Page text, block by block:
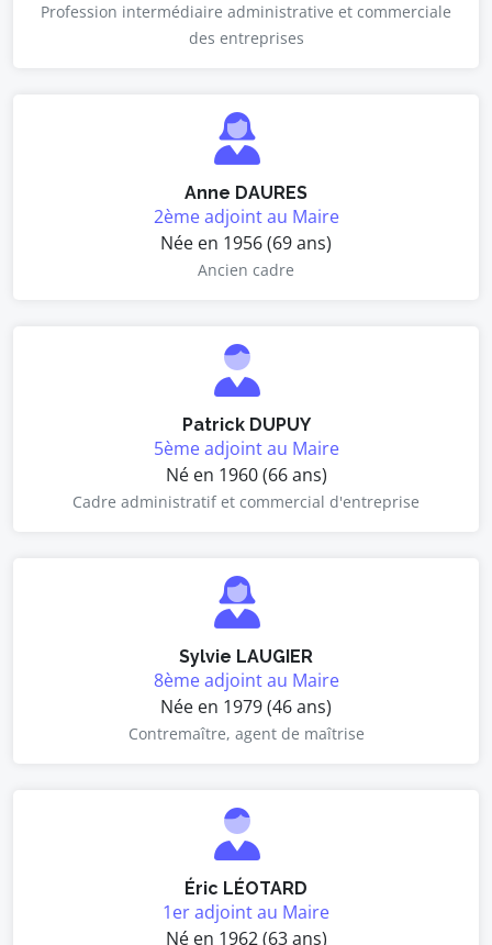
Profession intermédiaire administrative et commerciale
des entreprises
Anne DAURES
2ème adjoint au Maire
Née en 1956 (69 ans)
Ancien cadre
Patrick DUPUY
5ème adjoint au Maire
Né en 1960 (66 ans)
Cadre administratif et commercial d'entreprise
Sylvie LAUGIER
8ème adjoint au Maire
Née en 1979 (46 ans)
Contremaître, agent de maîtrise
Éric LÉOTARD
1er adjoint au Maire
Né en 1962 (63 ans)